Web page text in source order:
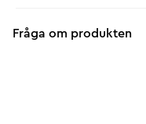
Fråga om produkten